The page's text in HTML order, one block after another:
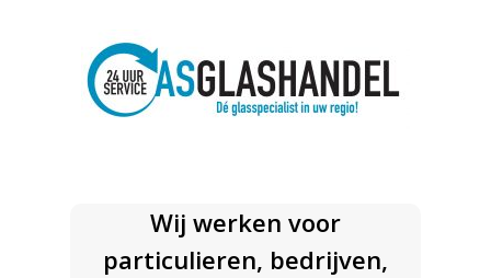
Wij werken voor
particulieren, bedrijven,